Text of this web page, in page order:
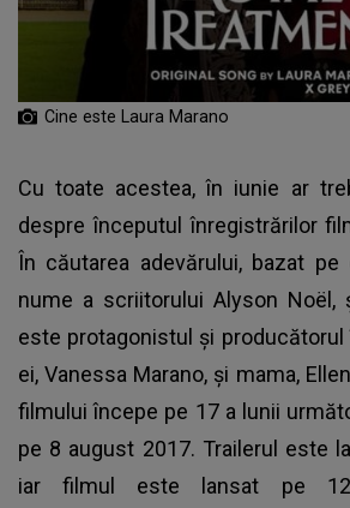
Cine este Laura Marano
Cu toate acestea, în iunie ar
despre începutul înregistrărilor
În căutarea adevărului, bazat pe
nume a scriitorului Alyson Noël,
este protagonistul și
ei, Vanessa Marano, și mama,
filmului începe pe 17 a lunii
pe 8 august 2017. Trailerul este
iar filmul este lansat pe